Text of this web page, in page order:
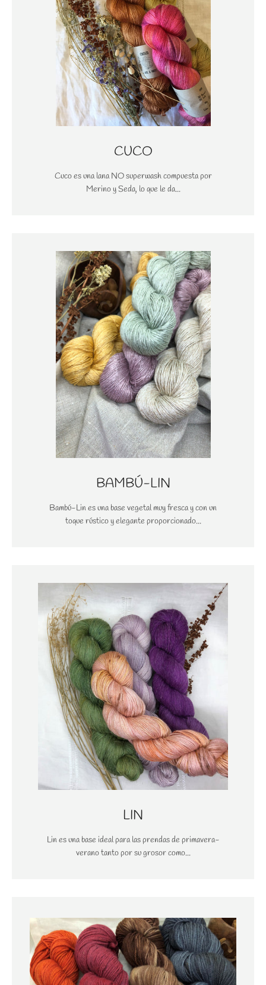
CUCO
Cuco es una lana NO superwash compuesta por
Merino y Seda, lo que le da...
BAMBÚ-LIN
Bambú-Lin es una base vegetal muy fresca y con un
toque rústico y elegante proporcionado...
LIN
Lin es una base ideal para las prendas de primavera-
verano tanto por su grosor como...